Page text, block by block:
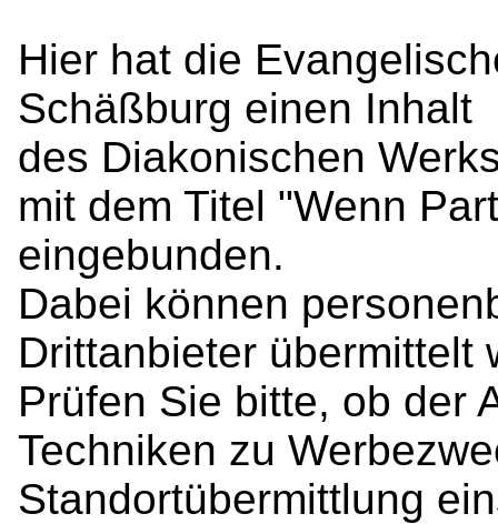
Hier hat die
Schäßburg einen Inhalt
des Diakonischen
mit dem Titel "Wenn
eingebunden.
Dabei können
Drittanbieter übermittelt
Prüfen Sie bitte, ob der
Techniken zu
Standortübermittlung